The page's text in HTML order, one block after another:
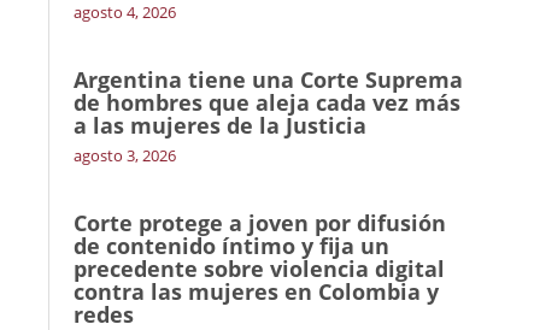
agosto 4, 2026
Argentina tiene una Corte Suprema
de hombres que aleja cada vez más
a las mujeres de la Justicia
agosto 3, 2026
Corte protege a joven por difusión
de contenido íntimo y fija un
precedente sobre violencia digital
contra las mujeres en Colombia y
redes